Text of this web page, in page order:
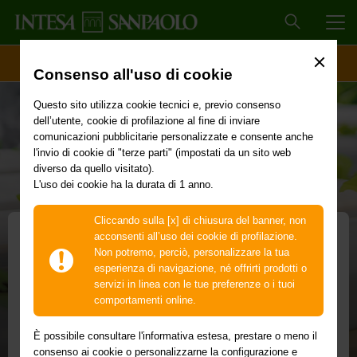
Consenso all'uso di cookie
Questo sito utilizza cookie tecnici e, previo consenso
dell’utente, cookie di profilazione al fine di inviare
comunicazioni pubblicitarie personalizzate e consente anche
l'invio di cookie di "terze parti" (impostati da un sito web
diverso da quello visitato).
L'uso dei cookie ha la durata di 1 anno.
Cliccando sulla [x] di chiusura del banner, non
acconsenti all’uso dei cookie di profilazione.
Non potremo, perciò, personalizzare la tua
esperienza di navigazione, né offrirti prodotti o
servizi in linea con le tue preferenze o i tuoi
comportamenti online.
È possibile consultare l'informativa estesa, prestare o meno il
consenso ai cookie o personalizzarne la configurazione e
Programma Agribusiness
Prodotti finanziari e non finanziari per le filiere
Per rispondere a bisogni e peculiarità delle filiere del